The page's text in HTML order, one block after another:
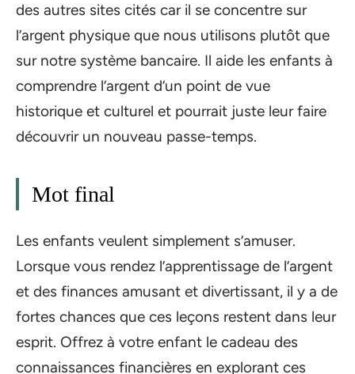
des autres sites cités car il se concentre sur
l’argent physique que nous utilisons plutôt que
sur notre système bancaire. Il aide les enfants à
comprendre l’argent d’un point de vue
historique et culturel et pourrait juste leur faire
découvrir un nouveau passe-temps.
Mot final
Les enfants veulent simplement s’amuser.
Lorsque vous rendez l’apprentissage de l’argent
et des finances amusant et divertissant, il y a de
fortes chances que ces leçons restent dans leur
esprit. Offrez à votre enfant le cadeau des
connaissances financières en explorant ces